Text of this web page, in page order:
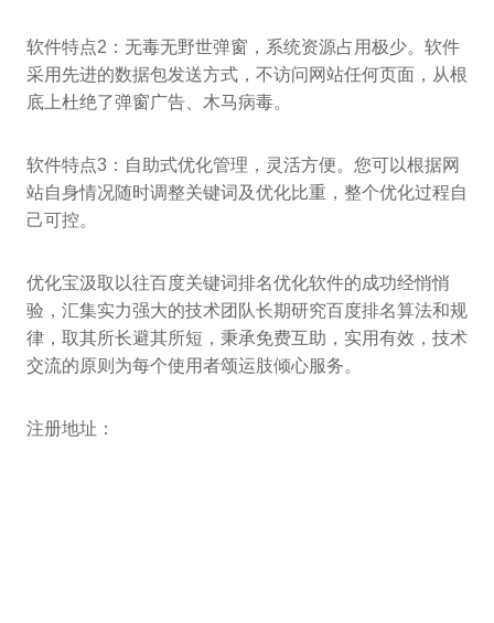
软件特点2：无毒无野世弹窗，系统资源占用极少。软件
采用先进的数据包发送方式，不访问网站任何页面，从根
底上杜绝了弹窗广告、木马病毒。
软件特点3：自助式优化管理，灵活方便。您可以根据网
站自身情况随时调整关键词及优化比重，整个优化过程自
己可控。
优化宝汲取以往百度关键词排名优化软件的成功经悄悄
验，汇集实力强大的技术团队长期研究百度排名算法和规
律，取其所长避其所短，秉承免费互助，实用有效，技术
交流的原则为每个使用者颂运肢倾心服务。
注册地址：